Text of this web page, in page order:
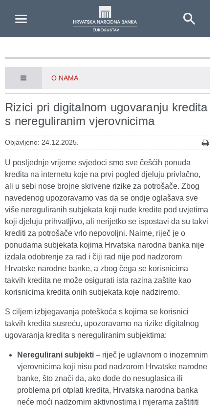
O NAMA
Rizici pri digitalnom ugovaranju kredita
s nereguliranim vjerovnicima
Objavljeno: 24.12.2025.
U posljednje vrijeme svjedoci smo sve češćih ponuda
kredita na internetu koje na prvi pogled djeluju privlačno,
ali u sebi nose brojne skrivene rizike za potrošače. Zbog
navedenog upozoravamo vas da se ondje oglašava sve
više nereguliranih subjekata koji nude kredite pod uvjetima
koji djeluju prihvatljivo, ali nerijetko se ispostavi da su takvi
krediti za potrošače vrlo nepovoljni. Naime, riječ je o
ponudama subjekata kojima Hrvatska narodna banka nije
izdala odobrenje za rad i čiji rad nije pod nadzorom
Hrvatske narodne banke, a zbog čega se korisnicima
takvih kredita ne može osigurati ista razina zaštite kao
korisnicima kredita onih subjekata koje nadziremo.
S ciljem izbjegavanja poteškoća s kojima se korisnici
takvih kredita susreću, upozoravamo na rizike digitalnog
ugovaranja kredita s nereguliranim subjektima:
Neregulirani subjekti – riječ je uglavnom o inozemnim
vjerovnicima koji nisu pod nadzorom Hrvatske narodne
banke, što znači da, ako dođe do nesuglasica ili
problema pri otplati kredita, Hrvatska narodna banka
neće moći nadzornim aktivnostima i mjerama zaštititi